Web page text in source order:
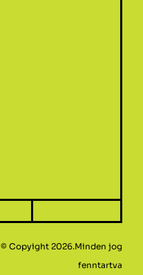
© Copyight 2026.Minden jog
fenntartva